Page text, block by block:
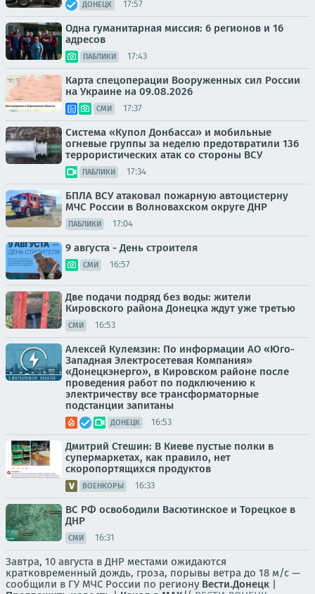
ДОНЕЦК 17:57
Одна гуманитарная миссия: 6 регионов и 16
адресов
ПАБЛИКИ 17:43
Карта спецоперации Вооруженных сил России
на Украине на 09.08.2026
СМИ 17:37
Система «Купол Донбасса» и мобильные
огневые группы за неделю предотвратили 136
террористических атак со стороны ВСУ
ПАБЛИКИ 17:34
БПЛА ВСУ атаковал пожарную автоцистерну
МЧС России в Волновахском округе ДНР
ПАБЛИКИ 17:04
9 августа - День строителя
СМИ 16:57
Две подачи подряд без воды: жители
Кировского района Донецка ждут уже третью
СМИ 16:53
Алексей Кулемзин: По информации АО «Юго-
Западная Электросетевая Компания»
«Донецкэнерго», в Кировском районе после
проведения работ по подключению к
электричеству все трансформаторные
подстанции запитаны
ДОНЕЦК 16:53
Дмитрий Стешин: В Киеве пустые полки в
супермаркетах, как правило, нет
скоропортящихся продуктов
ВОЕНКОРЫ 16:33
ВС РФ освободили Васютинское и Торецкое в
ДНР
СМИ 16:31
Завтра, 10 августа в ДНР местами ожидаются
кратковременный дождь, гроза, порывы ветра до 18 м/с —
сообщили в ГУ МЧС России по региону Вести.Донецк |